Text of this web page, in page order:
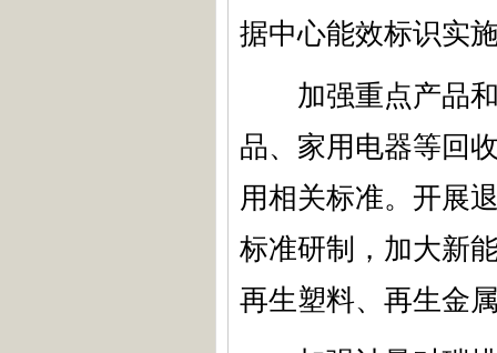
据中心能效标识实
加强重点产品和
品、家用电器等回
用相关标准。开展
标准研制，加大新
再生塑料、再生金